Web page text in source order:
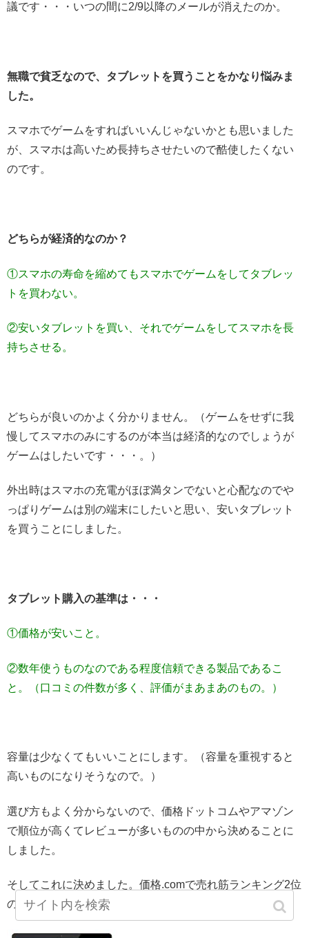
議です・・・いつの間に2/9以降のメールが消えたのか。
無職で貧乏なので、タブレットを買うことをかなり悩みま
した。
スマホでゲームをすればいいんじゃないかとも思いました
が、スマホは高いため長持ちさせたいので酷使したくない
のです。
どちらが経済的なのか？
①スマホの寿命を縮めてもスマホでゲームをしてタブレッ
トを買わない。
②安いタブレットを買い、それでゲームをしてスマホを長
持ちさせる。
どちらが良いのかよく分かりません。（ゲームをせずに我
慢してスマホのみにするのが本当は経済的なのでしょうが
ゲームはしたいです・・・。）
外出時はスマホの充電がほぼ満タンでないと心配なのでや
っぱりゲームは別の端末にしたいと思い、安いタブレット
を買うことにしました。
タブレット購入の基準は・・・
①価格が安いこと。
②数年使うものなのである程度信頼できる製品であるこ
と。（口コミの件数が多く、評価がまあまあのもの。）
容量は少なくてもいいことにします。（容量を重視すると
高いものになりそうなので。）
選び方もよく分からないので、価格ドットコムやアマゾン
で順位が高くてレビューが多いものの中から決めることに
しました。
そしてこれに決めました。価格.comで売れ筋ランキング2位
のタブレットです。（2/10当時）